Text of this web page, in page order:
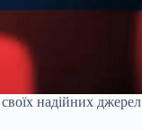
надійних джерел